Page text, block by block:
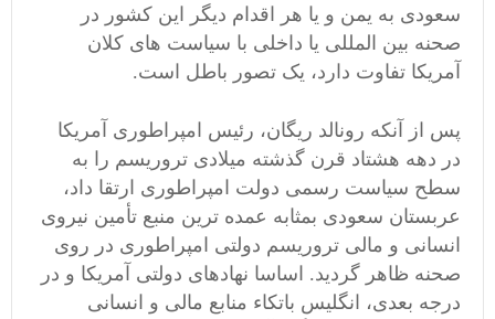
سعودی به یمن و یا هر اقدام دیگر این کشور در
صحنه بین المللی یا داخلی با سیاست های کلان
آمریکا تفاوت دارد، یک تصور باطل است.
پس از آنکه رونالد ریگان، رئیس امپراطوری آمریکا
در دهه هشتاد قرن گذشته میلادی تروریسم را به
سطح سیاست رسمی دولت امپراطوری ارتقا داد،
عربستان سعودی بمثابه عمده ترین منبع تأمین نیروی
انسانی و مالی تروریسم دولتی امپراطوری در روی
صحنه ظاهر گردید. اساسا نهادهای دولتی آمریکا و در
درجه بعدی، انگلیس باتکاء منابع مالی و انسانی